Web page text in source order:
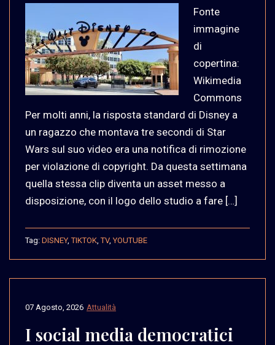
Fonte
immagine
di
copertina:
Wikimedia
Commons
Per molti anni, la risposta standard di Disney a
un ragazzo che montava tre secondi di Star
Wars sul suo video era una notifica di rimozione
per violazione di copyright. Da questa settimana
quella stessa clip diventa un asset messo a
disposizione, con il logo dello studio a fare […]
Tag: DISNEY,TIKTOK ,TV,YOUTUBE
Attualità
07 Agosto, 2026
I social media democratici